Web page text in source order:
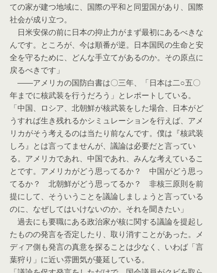
ての家が建つ地域に、国際の平和と同盟国があり、国際
社会が成り立つ。
日米安保の前に日本の抑止力がまず最初にあるべきな
んです。ところが、今は順番が逆。日本国民の生命と安
全を守るために、どんな手立てがあるのか。その原点に
戻るべきです」
――アメリカの国防白書は〇三年、「日本は二○五〇
年までに核武装を行うだろう」とレポートしている。
「中国、ロシア、北朝鮮が核武装をした場合、日本がど
うすれば生き残れるかシミュレーションを行えば、アメ
リカがそう考えるのは当たり前なんです。僕は『核武装
しろ』とは言ってませんが、議論は必要だと言ってい
る。アメリカであれ、中国であれ、みんな考えているこ
とです。アメリカがどう思ってるか？ 中国がどう思っ
てるか？ 北朝鮮がどう思ってるか？ 非核三原則を前
提にして、そういうことを議論しましょうと言っている
のに、なぜしてはいけないのか。それを聞きたい」
過去にも要職にある政治家が核に関する議論を提起し
たものの発言を否定したり、取り消すことがあった。メ
ディア側も発言の真意を探ることは少なく、いわば「言
葉狩り」に近い雰囲気が蔓延している。